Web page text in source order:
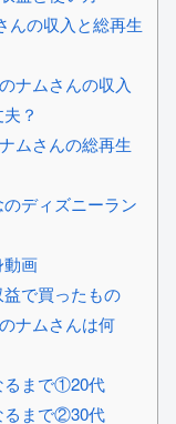
んの収入と総再生
ナムさんの収入
？
ムさんの総再生
ディズニーラン
画
で買ったもの
ナムさんは何
るまで①20代
るまで②30代